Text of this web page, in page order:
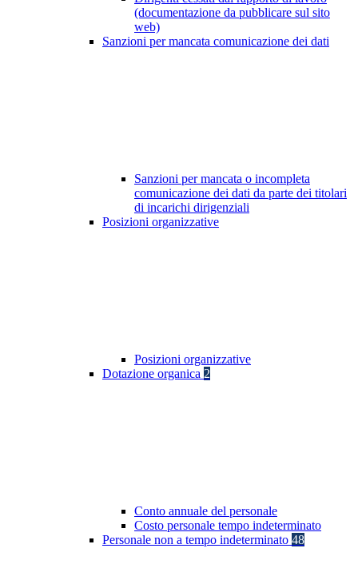
(documentazione da pubblicare sul sito
web)
Sanzioni per mancata comunicazione dei dati
Sanzioni per mancata o incompleta
comunicazione dei dati da parte dei titolari
di incarichi dirigenziali
Posizioni organizzative
Posizioni organizzative
Dotazione organica 2
Conto annuale del personale
Costo personale tempo indeterminato
Personale non a tempo indeterminato 48